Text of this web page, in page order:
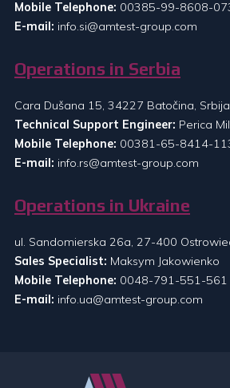
Mobile Telephone: 00385-99-8608-
E-mail: info.si@amtest-group.com
Operations in Serbia
Cara Dušana 15, 34227 Batočina, Srbija
Technical Support Engineer: Perica
Mobile Telephone: 00381-65-8414-
E-mail: info.rs@amtest-group.com
Operations in Ukraine
ul. Sandomierska 26a, 27-400
Sales Specialist: Maksym Jakowienko
Mobile Telephone: 0048-791-551-561
E-mail: info.ua@amtest-group.com